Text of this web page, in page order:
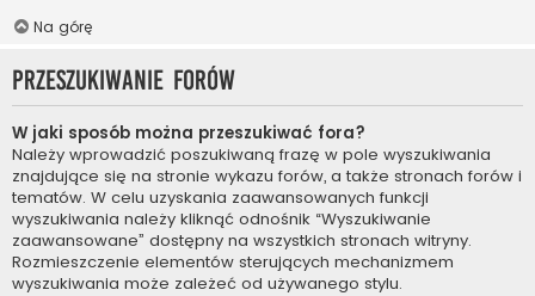
Na górę
Przeszukiwanie forów
W jaki sposób można przeszukiwać fora?
Należy wprowadzić poszukiwaną frazę w pole wyszukiwania
znajdujące się na stronie wykazu forów, a także stronach forów i
tematów. W celu uzyskania zaawansowanych funkcji
wyszukiwania należy kliknąć odnośnik “Wyszukiwanie
zaawansowane” dostępny na wszystkich stronach witryny.
Rozmieszczenie elementów sterujących mechanizmem
wyszukiwania może zależeć od używanego stylu.